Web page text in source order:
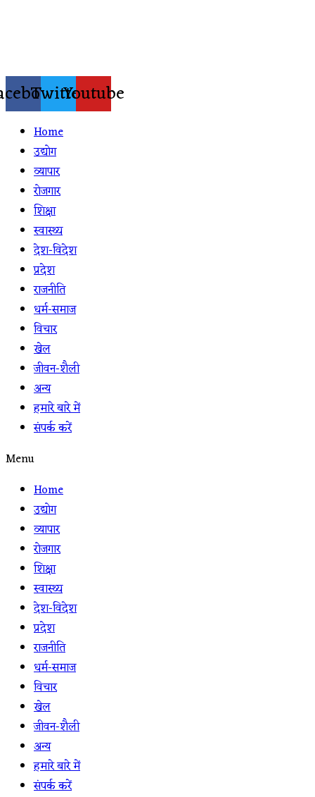
TwitterYoutube
Home
उद्योग
व्यापार
रोजगार
शिक्षा
स्वास्थ्य
देश-विदेश
प्रदेश
राजनीति
धर्म-समाज
विचार
खेल
जीवन-शैली
अन्य
हमारे बारे में
संपर्क करें
Menu
Home
उद्योग
व्यापार
रोजगार
शिक्षा
स्वास्थ्य
देश-विदेश
प्रदेश
राजनीति
धर्म-समाज
विचार
खेल
जीवन-शैली
अन्य
हमारे बारे में
संपर्क करें